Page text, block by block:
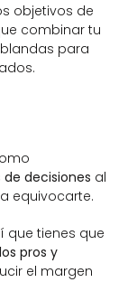
objetivos de
combinar tu
para
decisiones al
equivocarte.
que tienes que
pros y
el margen